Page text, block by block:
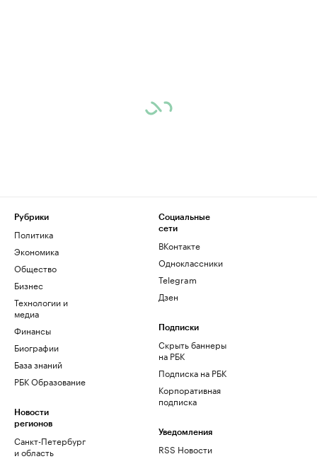
Рубрики
Политика
Экономика
Общество
Бизнес
Технологии и
медиа
Финансы
Биографии
База знаний
РБК Образование
Новости
регионов
Санкт-Петербург
и область
Социальные
сети
ВКонтакте
Одноклассники
Telegram
Дзен
Подписки
Скрыть баннеры
на РБК
Подписка на РБК
Корпоративная
подписка
Уведомления
RSS Новости